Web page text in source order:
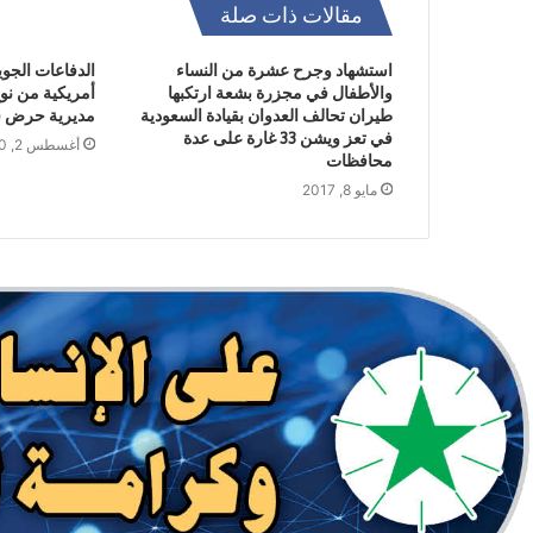
مقالات ذات صلة
استشهاد وجرح عشرة من النساء
والأطفال في مجزرة بشعة ارتكبها
طيران تحالف العدوان بقيادة السعودية
في تعز ويشن 33 غارة على عدة
محافظات
مايو 8, 2017
الدفاعات
مديرية حرض
أغسطس 2, 2020